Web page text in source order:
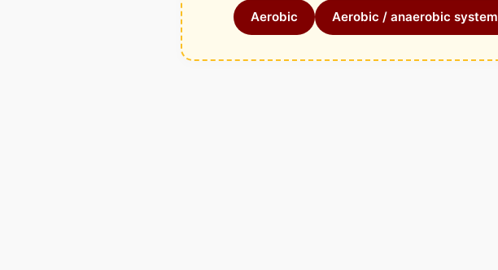
Aerobic Aerobic / anaerobic system